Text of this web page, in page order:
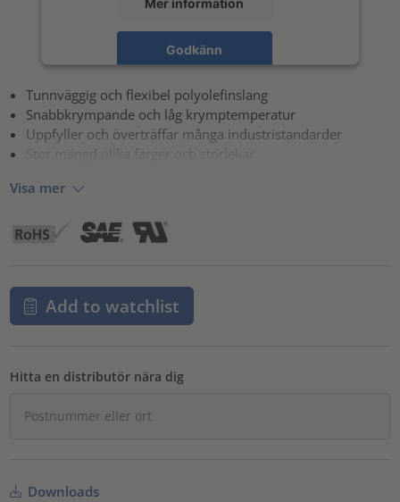
Godkänn
Tunnväggig och flexibel polyolefinslang
Snabbkrympande och låg krymptemperatur
Uppfyller och överträffar många industristandarder
Stor mängd olika färger och storlekar
Visa mer
Add to watchlist
Hitta en distributör nära dig
Downloads